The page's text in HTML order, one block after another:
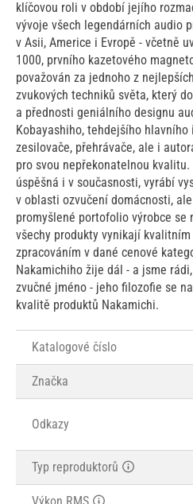
klíčovou roli v období jejího
vývoje všech legendárních audio
v Asii, Americe i Evropě - včetně
1000, prvního kazetového
považován za jednoho z
zvukových techniků světa, který
a přednosti geniálního designu
Kobayashiho, tehdejšího hlavního
zesilovače, přehrávače, ale i
pro svou nepřekonatelnou
úspěšná i v současnosti, vyrábí
v oblasti ozvučení domácnosti,
promyšlené portofolio výrobce
všechy produkty vynikají
zpracováním v dané cenové
Nakamichiho žije dál - a jsme
zvučné jméno - jeho filozofie se
kvalitě produktů Nakamichi.
Katalogové číslo
Značka
Odkazy
Typ reproduktorů